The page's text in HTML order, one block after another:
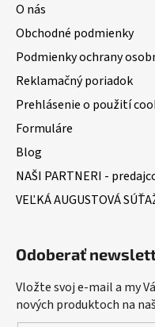
O nás
Obchodné podmienky
Podmienky ochrany
Reklamačný poriadok
Prehlásenie o použití
Formuláre
Blog
NAŠI PARTNERI -
VEĽKÁ AUGUSTOVÁ
Odoberať
Vložte svoj e-mail a my
nových produktoch na